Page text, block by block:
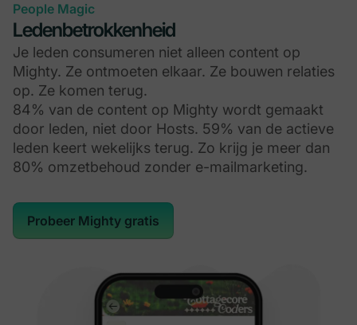
People Magic
Ledenbetrokkenheid
Je leden consumeren niet alleen content op
Mighty. Ze ontmoeten elkaar. Ze bouwen relaties
op. Ze komen terug.
84% van de content op Mighty wordt gemaakt
door leden, niet door Hosts. 59% van de actieve
leden keert wekelijks terug. Zo krijg je meer dan
80% omzetbehoud zonder e-mailmarketing.
Probeer Mighty gratis